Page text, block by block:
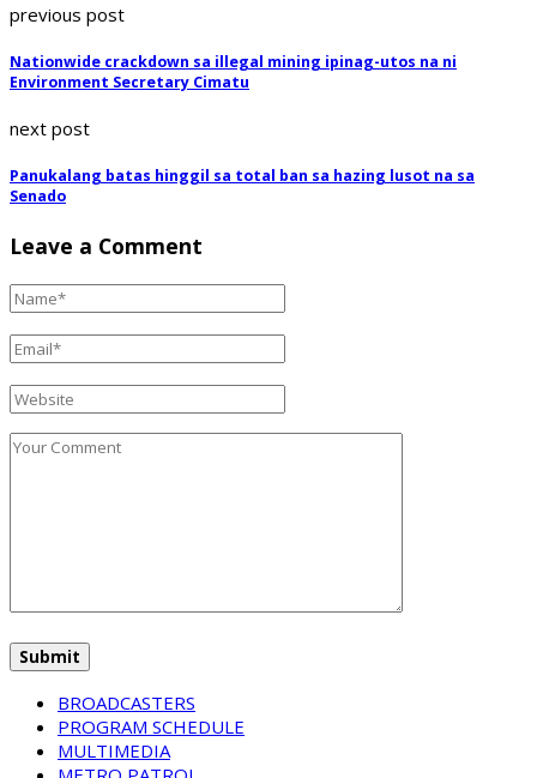
previous post
Nationwide crackdown sa illegal mining ipinag-utos na ni
Environment Secretary Cimatu
next post
Panukalang batas hinggil sa total ban sa hazing lusot na sa
Senado
Leave a Comment
BROADCASTERS
PROGRAM SCHEDULE
MULTIMEDIA